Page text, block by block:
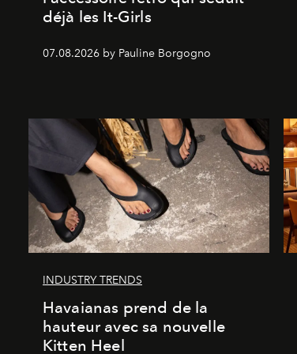
déjà les It-Girls
07.08.2026 by Pauline Borgogno
INDUSTRY TRENDS
Havaianas prend de la
hauteur avec sa nouvelle
Kitten Heel